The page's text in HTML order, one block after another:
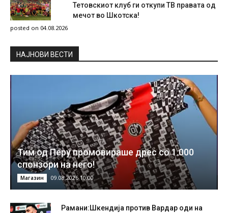
Тетовскиот клуб ги откупи ТВ правата од
мечот во Шкотска!
posted on 04.08.2026
НAЈНОВИ ВЕСТИ
Тим од Перу промовираше дрес со 1.000
спонзори на него!
Магазин 09.08.2026 10:00
Рамани:Шкендија против Вардар оди на